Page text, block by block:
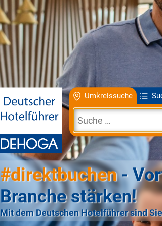
Umkreissuche
#direktbuchen-
Branche stärken!
Mit dem Deutschen Hotelführer sind